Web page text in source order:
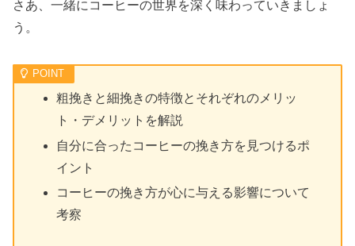
さあ、一緒にコーヒーの世界を深く味わっていきましょ
う。
粗挽きと細挽きの特徴とそれぞれのメリッ
ト・デメリットを解説
自分に合ったコーヒーの挽き方を見つけるポ
イント
コーヒーの挽き方が心に与える影響について
考察